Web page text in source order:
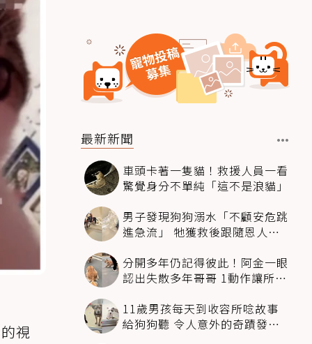
視
最新新聞
車頭卡著一隻貓！救援人員一看
驚覺身分不單純「這不是浪貓」
男子發現狗狗溺水「不顧安危跳
進急流」 牠獲救後跟隨恩人不
分開多年仍記得彼此！阿金一眼
認出失散多年哥哥 1動作讓所有
11歲男孩每天到收容所唸故事
給狗狗聽 令人意外的奇蹟發生